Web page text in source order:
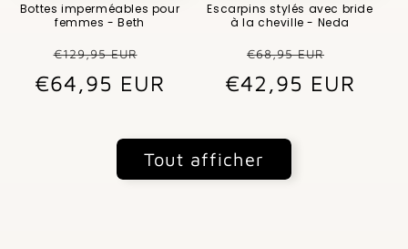
Bottes imperméables pour
femmes - Beth
Prix
habituel
€129,95 EUR
promotionnel
€64,95 EUR
Escarpins stylés avec bride
à la cheville - Neda
Prix
habituel
€68,95 EUR
€42,95 EUR
Tout afficher